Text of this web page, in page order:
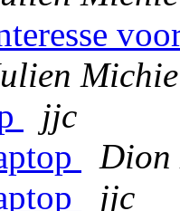
jjc
Dion
jjc